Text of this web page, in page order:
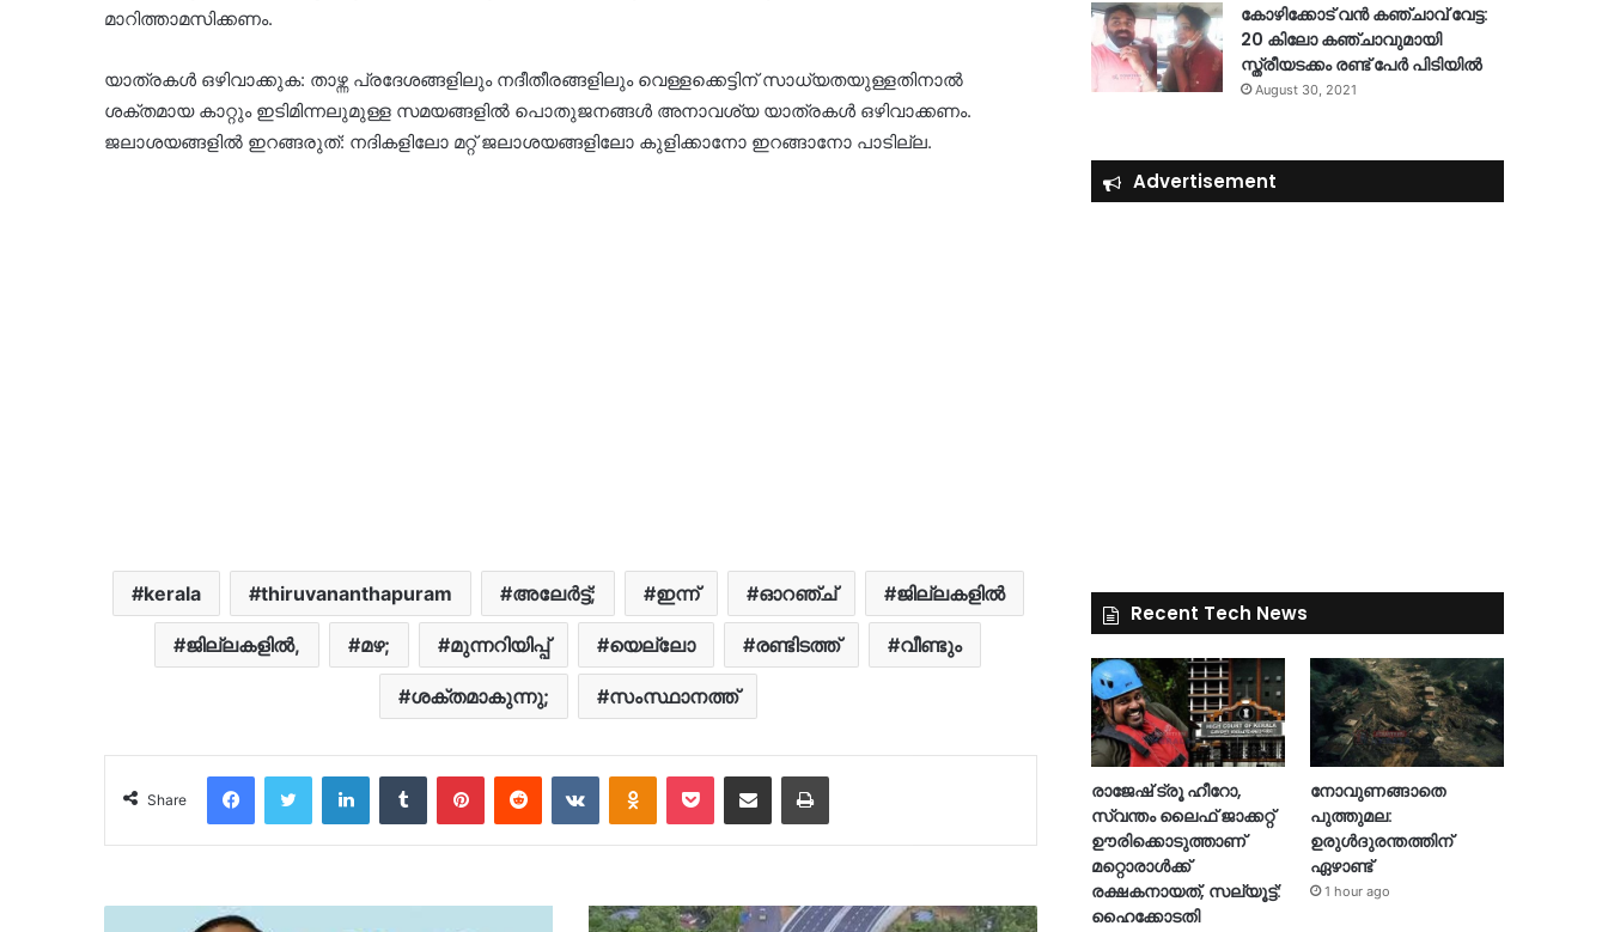
മാറിത്താമസിക്കണം.
യാത്രകൾ ഒഴിവാക്കുക: താഴ്ന്ന പ്രദേശങ്ങളിലും നദീതീരങ്ങളിലും വെള്ളക്കെട്ടിന് സാധ്യതയുള്ളതിനാൽ
ശക്തമായ കാറ്റും ഇടിമിന്നലുമുള്ള സമയങ്ങളിൽ പൊതുജനങ്ങൾ അനാവശ്യ യാത്രകൾ ഒഴിവാക്കണം.
ജലാശയങ്ങളിൽ ഇറങ്ങരുത്: നദികളിലോ മറ്റ് ജലാശയങ്ങളിലോ കുളിക്കാനോ ഇറങ്ങാനോ പാടില്ല.
kerala thiruvananthapuram അലേർട്ട്; ഇന്ന് ഓറഞ്ച് ജില്ലകളില്‍
ജില്ലകളില്‍, മഴ; മുന്നറിയിപ്പ് യെല്ലോ രണ്ടിടത്ത് വീണ്ടും
ശക്തമാകുന്നു; സംസ്ഥാനത്ത്
Share
FacebookTwitter LinkedInTumblr PinterestReddit VKontakteOdnoklassniki
Pocket Share via Email Print
കോഴിക്കോട് വൻ കഞ്ചാവ് വേട്ട:
20 കിലോ കഞ്ചാവുമായി
സ്ത്രീയടക്കം രണ്ട് പേർ പിടിയിൽ
August 30, 2021
Advertisement
Recent Tech News
രാജേഷ് ട്രൂ ഹീറോ,
സ്വന്തം ലൈഫ് ജാക്കറ്റ്
ഊരിക്കൊടുത്താണ്
മറ്റൊരാള്‍ക്ക്
രക്ഷകനായത്, സല്യൂട്ട്:
ഹൈക്കോടതി
നോവുണങ്ങാതെ
പുത്തുമല:
ഉരുൾദുരന്തത്തിന്
ഏഴാണ്ട്
1 hour ago